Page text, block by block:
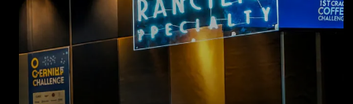
Prodotti
News
Download